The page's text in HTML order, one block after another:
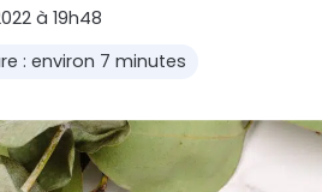
à 19h48
: environ 7 minutes